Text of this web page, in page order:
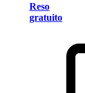
Reso
gratuito